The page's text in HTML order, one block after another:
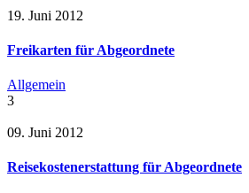
19. Juni 2012
Freikarten für Abgeordnete
Allgemein
3
09. Juni 2012
Reisekostenerstattung für Abgeordnete